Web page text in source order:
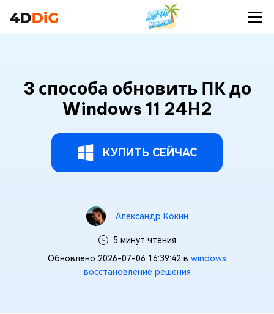
3 способа обновить ПК до
Windows 11 24H2
КУПИТЬ СЕЙЧАС
Александр Кокин
5 минут чтения
Обновлено 2026-07-06 16:39:42 в windows
восстановление решения